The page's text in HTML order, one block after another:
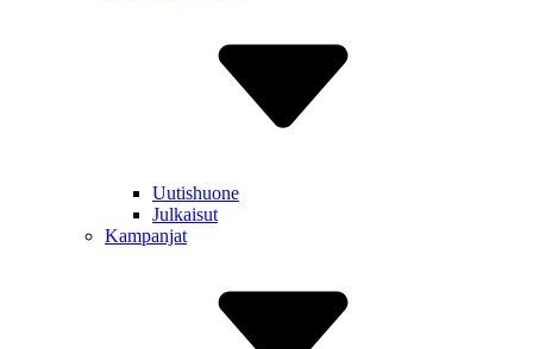
Uutishuone
Julkaisut
Kampanjat